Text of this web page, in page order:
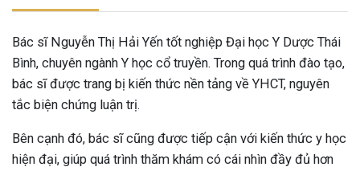
Bác sĩ Nguyễn Thị Hải Yến tốt nghiệp Đại học Y Dược Thái
Bình, chuyên ngành Y học cổ truyền. Trong quá trình đào tạo,
bác sĩ được trang bị kiến thức nền tảng về YHCT, nguyên
tắc biện chứng luận trị.
Bên cạnh đó, bác sĩ cũng được tiếp cận với kiến thức y học
hiện đại, giúp quá trình thăm khám có cái nhìn đầy đủ hơn